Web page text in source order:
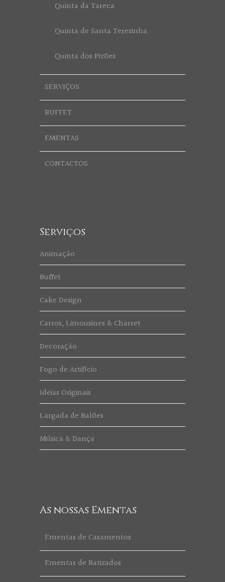
Quinta da Tareca
Quinta de Santa Teresinha
Quinta dos Pizões
SERVIÇOS
BUFFET
EMENTAS
CONTACTOS
Serviços
Animação
Buffet
Cake Design
Carros, Limousines & Charret
Decoração
Fogo de Artifício
Ideias Originais
Largada de Balões
Música & Dança
As nossas Ementas
Ementas de Casamentos
Ementas de Batizados